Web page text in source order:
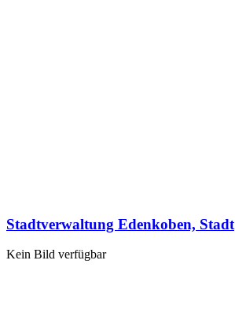
Stadtverwaltung Edenkoben, Stadt
Kein Bild verfügbar